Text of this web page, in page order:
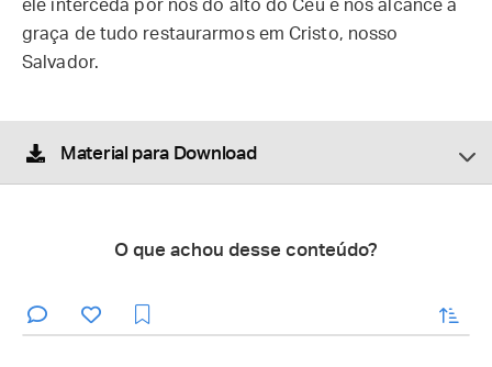
ele interceda por nós do alto do Céu e nos alcance a
graça de tudo restaurarmos em Cristo, nosso
Salvador.
Material para Download
O que achou desse conteúdo?
enviar